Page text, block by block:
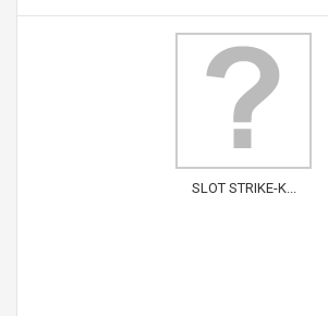
SLOT STRIKE-K...